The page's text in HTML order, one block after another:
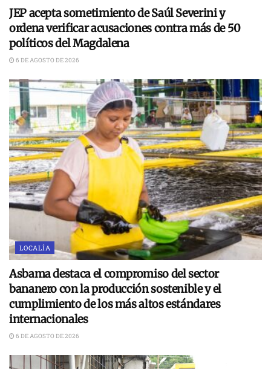
JEP acepta sometimiento de Saúl Severini y
ordena verificar acusaciones contra más de 50
políticos del Magdalena
6 DE AGOSTO DE 2026
LOCALÍA
Asbama destaca el compromiso del sector
bananero con la producción sostenible y el
cumplimiento de los más altos estándares
internacionales
6 DE AGOSTO DE 2026